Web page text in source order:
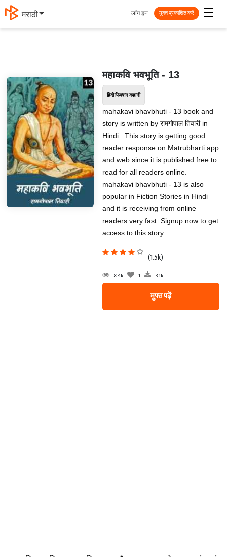
मराठी ☰
लॉग इन मुक्त प्रकाशित करें
महाकवि भवभूति - 13
हिंदी फिक्शन कहानी
mahakavi bhavbhuti - 13 book and
story is written by रामगोपाल तिवारी in
Hindi . This story is getting good
reader response on Matrubharti app
and web since it is published free to
read for all readers online.
mahakavi bhavbhuti - 13 is also
popular in Fiction Stories in Hindi
and it is receiving from online
readers very fast. Signup now to get
access to this story.
(1.5k)
8.4k 1 3.1k
मुफ्त पढ़ें